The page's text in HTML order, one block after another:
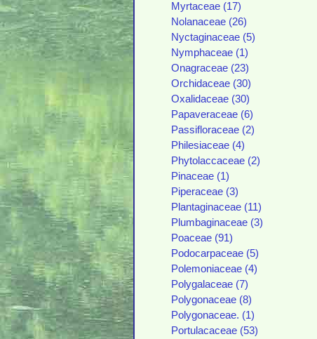
Myrtaceae (17)
Nolanaceae (26)
Nyctaginaceae (5)
Nymphaceae (1)
Onagraceae (23)
Orchidaceae (30)
Oxalidaceae (30)
Papaveraceae (6)
Passifloraceae (2)
Philesiaceae (4)
Phytolaccaceae (2)
Pinaceae (1)
Piperaceae (3)
Plantaginaceae (11)
Plumbaginaceae (3)
Poaceae (91)
Podocarpaceae (5)
Polemoniaceae (4)
Polygalaceae (7)
Polygonaceae (8)
Polygonaceae. (1)
Portulacaceae (53)